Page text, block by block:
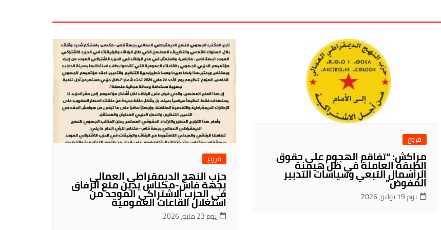
فروع
مراكش: “تفاقم الهجوم على حقوق
الطبقة العاملة في ظل هيمنة
الرأسمال التبعي وسياسات التدبير
المفوض”
يوم 19 يوليو، 2026
فروع
حزب النهج الديمقراطي العمالي
بجهة فاس-مكناس يدين منع الرفاق
في الحزب الاشتراكي الموحد من
استغلال القاعات العمومية
يوم 23 مايو، 2026